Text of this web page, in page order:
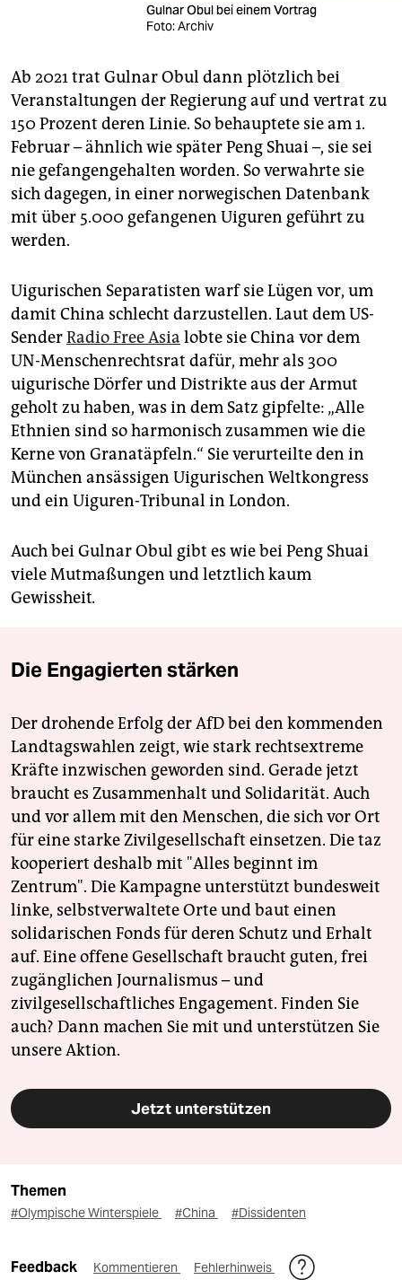
Gulnar Obul bei einem Vortrag
Foto: Archiv
Ab 2021 trat Gulnar Obul dann plötzlich bei
Veranstaltungen der Regierung auf und vertrat zu
150 Prozent deren Linie. So behauptete sie am 1.
Februar – ähnlich wie später Peng Shuai –, sie sei
nie gefangengehalten worden. So verwahrte sie
sich dagegen, in einer norwegischen Datenbank
mit über 5.000 gefangenen Uiguren geführt zu
werden.
Uigurischen Separatisten warf sie Lügen vor, um
damit China schlecht darzustellen. Laut dem US-
SenderRadio Free Asia lobte sie China vor dem
UN-Menschenrechtsrat dafür, mehr als 300
uigurische Dörfer und Distrikte aus der Armut
geholt zu haben, was in dem Satz gipfelte: „Alle
Ethnien sind so harmonisch zusammen wie die
Kerne von Granatäpfeln.“ Sie verurteilte den in
München ansässigen Uigurischen Weltkongress
und ein Uiguren-Tribunal in London.
Auch bei Gulnar Obul gibt es wie bei Peng Shuai
viele Mutmaßungen und letztlich kaum
Gewissheit.
Die Engagierten stärken
Der drohende Erfolg der AfD bei den kommenden
Landtagswahlen zeigt, wie stark rechtsextreme
Kräfte inzwischen geworden sind. Gerade jetzt
braucht es Zusammenhalt und Solidarität. Auch
und vor allem mit den Menschen, die sich vor Ort
für eine starke Zivilgesellschaft einsetzen. Die taz
kooperiert deshalb mit "Alles beginnt im
Zentrum". Die Kampagne unterstützt bundesweit
linke, selbstverwaltete Orte und baut einen
solidarischen Fonds für deren Schutz und Erhalt
auf. Eine offene Gesellschaft braucht guten, frei
zugänglichen Journalismus – und
zivilgesellschaftliches Engagement. Finden Sie
auch? Dann machen Sie mit und unterstützen Sie
unsere Aktion.
Jetzt unterstützen
Themen
#Olympische Winterspiele #China #Dissidenten
Feedback Kommentieren Fehlerhinweis